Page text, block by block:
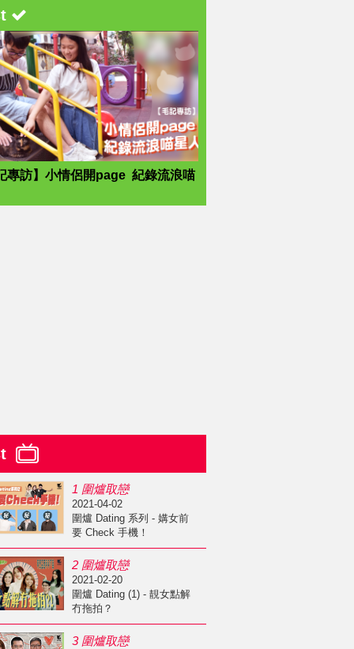
專訪】小情侶開page 紀錄流浪喵
1 圍爐取戀
2021-04-02
圍爐 Dating 系列 - 媾女前
要 Check 手機！
2 圍爐取戀
2021-02-20
圍爐 Dating (1) - 靚女點解
冇拖拍？
3 圍爐取戀